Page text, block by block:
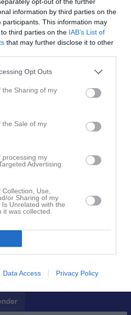
information by third parties on the
participants. This information may
third parties on the IAB’s List of
that may further disclose it to other
Opt Outs
the Sharing of my
the Sale of my
processing my
Advertising.
Use,
or Sharing of my
Unrelated with the
was collected.
Data Access Privacy Policy
klipp
skapa ert första album